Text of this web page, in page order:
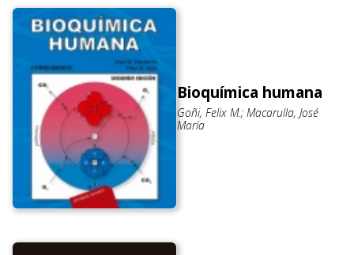
Bioquímica humana
Goñi, Felix M.; Macarulla, José
María